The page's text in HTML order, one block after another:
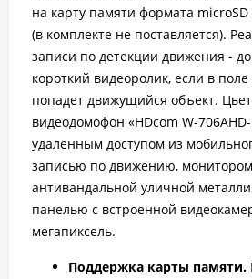
на карту памяти формата
(в комплекте не поставляется).
записи по детекции движения -
короткий видеоролик, если в
попадет движущийся объект.
видеодомофон «HDcom W-
удаленным доступом из
записью по движению,
антивандальной уличной
панелью с встроенной
мегапиксель.
Поддержка карты памяти.